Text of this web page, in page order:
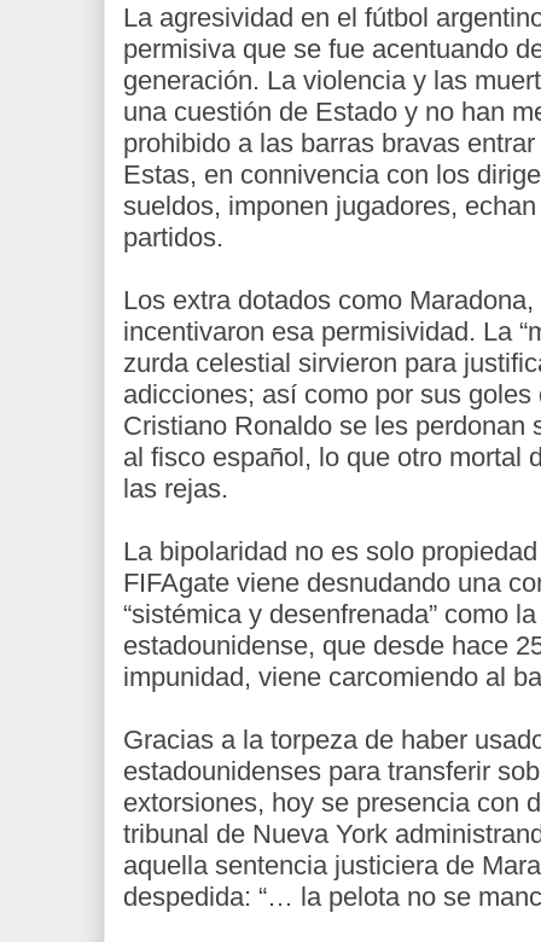
La agresividad en el fútbol
permisiva que se fue acentuando
generación. La violencia y las
una cuestión de Estado y no han
prohibido a las barras bravas
Estas, en connivencia con los
sueldos, imponen jugadores,
partidos.
Los extra dotados como
incentivaron esa permisividad. La
zurda celestial sirvieron para
adicciones; así como por sus
Cristiano Ronaldo se les perdonan
al fisco español, lo que otro mortal
las rejas.
La bipolaridad no es solo
FIFAgate viene desnudando una
“sistémica y desenfrenada” como
estadounidense, que desde hace
impunidad, viene carcomiendo al
Gracias a la torpeza de haber
estadounidenses para transferir
extorsiones, hoy se presencia con
tribunal de Nueva York
aquella sentencia justiciera de
despedida: “… la pelota no se